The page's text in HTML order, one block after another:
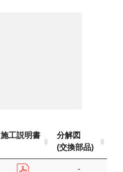
施工説明書
分解図
(交換部品)
-